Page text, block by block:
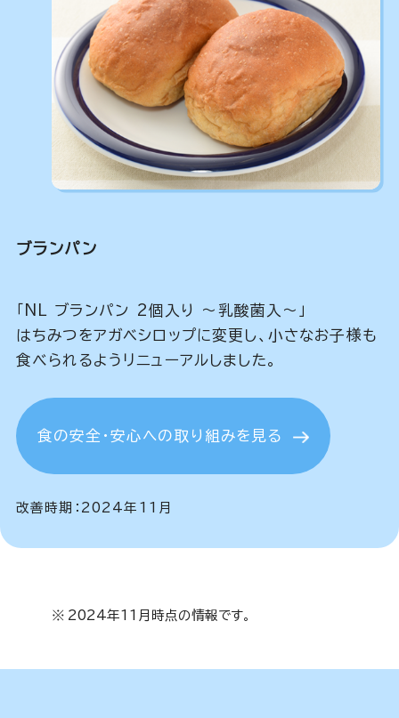
ブランパン
「NL ブランパン 2個入り ～乳酸菌入～」
はちみつをアガベシロップに変更し、小さなお子様も
食べられるようリニューアルしました。
食の安全・安心への取り組みを見る
改善時期：2024年11月
※ 2024年11月時点の情報です。